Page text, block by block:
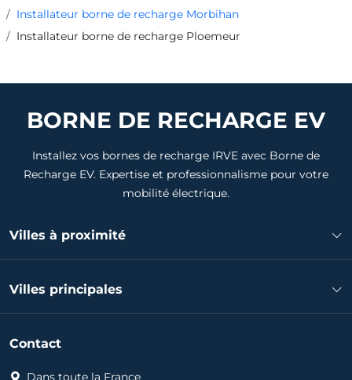
Installateur borne de recharge Morbihan
Installateur borne de recharge Ploemeur
BORNE DE RECHARGE EV
Installez vos bornes de recharge IRVE avec Borne de
Recharge EV. Expertise et professionnalisme pour votre
mobilité électrique.
Villes à proximité
Installateur borne de recharge Larmor-Plage
Installateur borne de recharge Quéven
Villes principales
Installateur borne de recharge Vannes
Contact
Dans toute la France